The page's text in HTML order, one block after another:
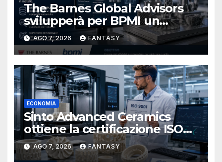
The Barnes Global Advisors
svilupperà per BPMI un
database per la stampa 3D
metallica destinata alla filiera
navale statunitense
AGO 7, 2026 FANTASY
ECONOMIA
Sinto Advanced Ceramics
ottiene la certificazione ISO
9001 per la stampa 3D di
ceramiche tecniche
AGO 7, 2026 FANTASY